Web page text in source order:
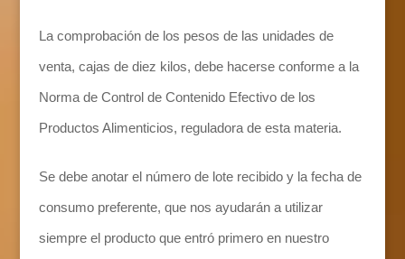
La comprobación de los pesos de las unidades de
venta, cajas de diez kilos, debe hacerse conforme a la
Norma de Control de Contenido Efectivo de los
Productos Alimenticios, reguladora de esta materia.
Se debe anotar el número de lote recibido y la fecha de
consumo preferente, que nos ayudarán a utilizar
siempre el producto que entró primero en nuestro